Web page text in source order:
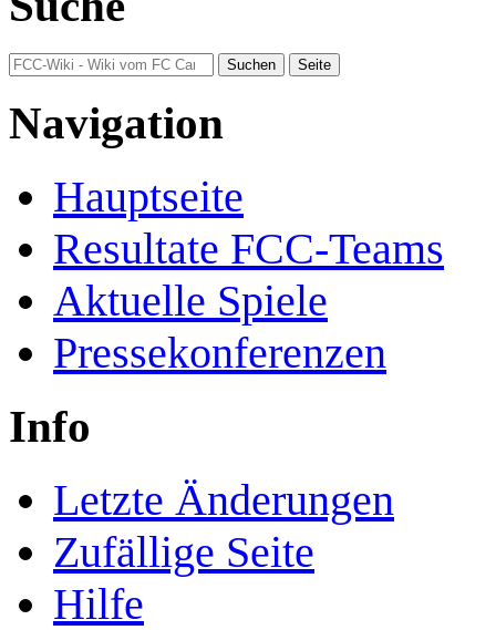
Navigation
Hauptseite
Resultate FCC-Teams
Aktuelle Spiele
Pressekonferenzen
Info
Letzte Änderungen
Zufällige Seite
Hilfe